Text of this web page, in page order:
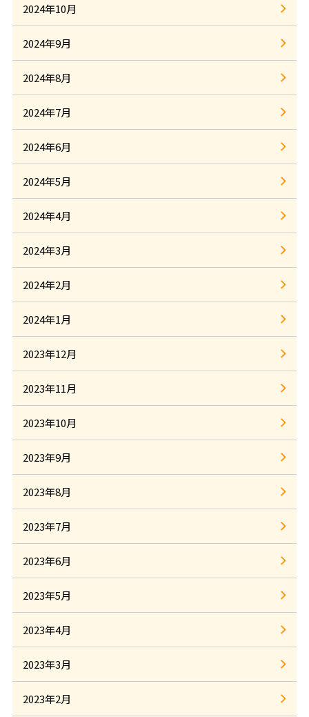
2024年10月
2024年9月
2024年8月
2024年7月
2024年6月
2024年5月
2024年4月
2024年3月
2024年2月
2024年1月
2023年12月
2023年11月
2023年10月
2023年9月
2023年8月
2023年7月
2023年6月
2023年5月
2023年4月
2023年3月
2023年2月